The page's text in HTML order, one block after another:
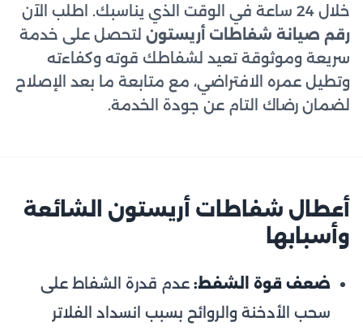
خلال 24 ساعة في الوقت الذي يناسبك. اطلب الآن
رقم صيانة شفاطات أريستون لتحصل على خدمة
سريعة وموثوقة تعيد لشفاطك قوته وكفاءته
وتطيل عمره الافتراضي، مع متابعة ما بعد الإصلاح
لضمان رضاك التام عن جودة الخدمة.
أعطال شفاطات أريستون الشائعة
وأسبابها
ضعف قوة الشفط: عدم قدرة الشفاط على
سحب الأدخنة والروائح بسبب انسداد الفلاتر